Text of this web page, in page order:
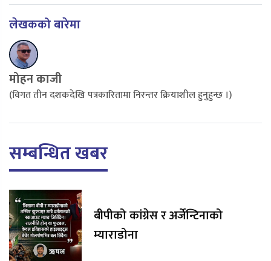
लेखकको बारेमा
मोहन काजी
(विगत तीन दशकदेखि पत्रकारितामा निरन्तर क्रियाशील हुनुहुन्छ ।)
सम्बन्धित खबर
बीपीको कांग्रेस र अर्जेन्टिनाको
म्याराडोना